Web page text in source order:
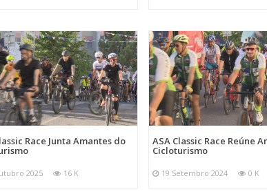
Race Junta Amantes do
2025 16 K
ASA Classic Race Reúne
Cicloturismo
19 Setembro 2024 0 K